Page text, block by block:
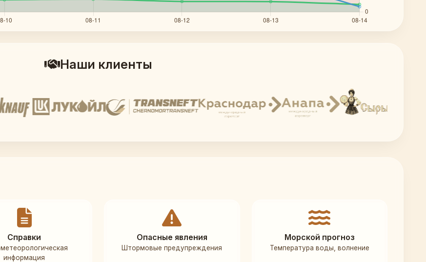
Наши клиенты
Справки
информация
Опасные явления
Штормовые предупреждения
Морской прогноз
Температура воды, волнение